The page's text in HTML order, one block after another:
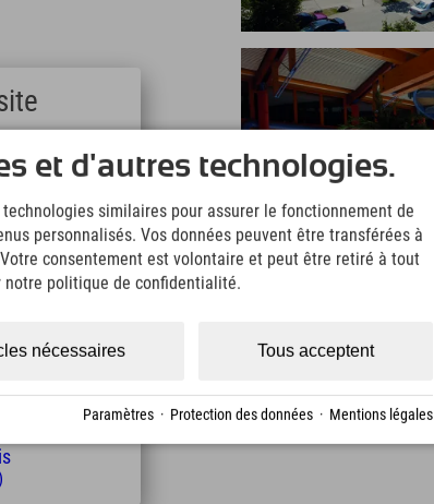
son bain de
dont vous avez
parfaite, mais
également
vous vous
en 35 minutes.
et d'autres technologies.
similaires pour assurer le fonctionnement de
personnalisés. Vos données peuvent être transférées à
consentement est volontaire et peut être retiré à tout
politique de confidentialité.
Tous acceptent
nécessaires
Paramètres · Protection des données · Mentions légales